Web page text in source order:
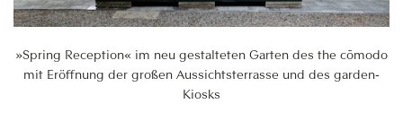
»Spring Reception« im neu gestalteten Garten des the cōmodo
mit Eröffnung der großen Aussichtsterrasse und des garden-
Kiosks